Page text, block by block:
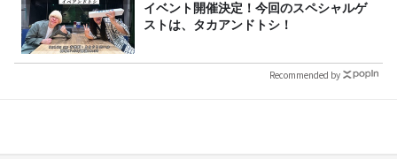
イベント開催決定！今回のスペシャルゲ
ストは、タカアンドトシ！
Recommended by